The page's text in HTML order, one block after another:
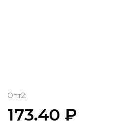
Опт2:
173.40 ₽